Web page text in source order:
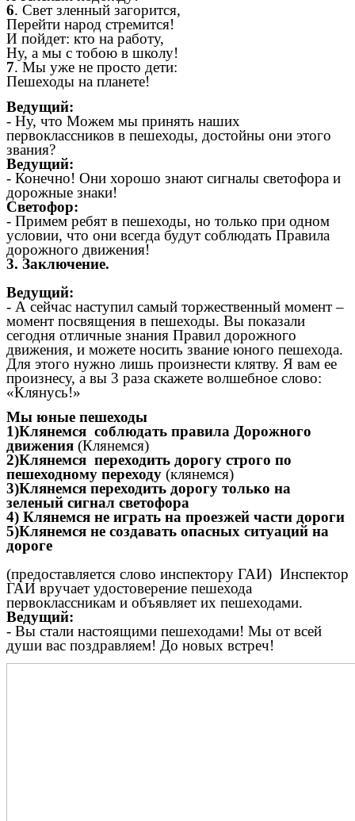
6. Свет зленный загорится,
Перейти народ стремится!
И пойдет: кто на работу,
Ну, а мы с тобою в школу!
7. Мы уже не просто дети:
Пешеходы на планете!
Ведущий:
- Ну, что Можем мы принять наших
первоклассников в пешеходы, достойны они этого
звания?
Ведущий:
- Конечно! Они хорошо знают сигналы светофора и
дорожные знаки!
Светофор:
- Примем ребят в пешеходы, но только при одном
условии, что они всегда будут соблюдать Правила
дорожного движения!
3. Заключение.
Ведущий:
- А сейчас наступил самый торжественный момент –
момент посвящения в пешеходы. Вы показали
сегодня отличные знания Правил дорожного
движения, и можете носить звание юного пешехода.
Для этого нужно лишь произнести клятву. Я вам ее
произнесу, а вы 3 раза скажете волшебное слово:
«Клянусь!»
Мы юные пешеходы
1)Клянемся соблюдать правила Дорожного
движения (Клянемся)
2)Клянемся переходить дорогу строго по
пешеходному переходу (клянемся)
3)Клянемся переходить дорогу только на
зеленый сигнал светофора
4) Клянемся не играть на проезжей части дороги
5)Клянемся не создавать опасных ситуаций на
дороге
(предоставляется слово инспектору ГАИ) Инспектор
ГАИ вручает удостоверение пешехода
первоклассникам и объявляет их пешеходами.
Ведущий:
- Вы стали настоящими пешеходами! Мы от всей
души вас поздравляем! До новых встреч!